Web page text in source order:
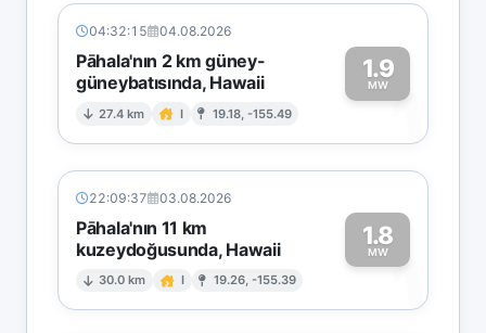
04:32:15 04.08.2026
Pāhala'nın 2 km güney-
güneybatısında, Hawaii
27.4 km I 19.18, -155.49
1.9
MW1
22:09:37 03.08.2026
Pāhala'nın 11 km
kuzeydoğusunda, Hawaii
30.0 km I 19.26, -155.39
1.8
MW1